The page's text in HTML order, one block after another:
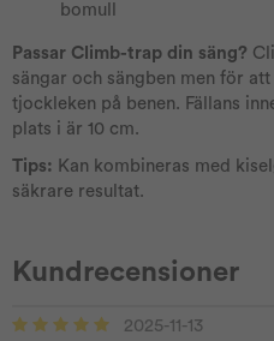
bomull
Passar Climb-trap din säng?
sängar och sängben men för
tjockleken på benen. Fällans
plats i är 10 cm.
Tips: Kan kombineras med
säkrare resultat.
Kundrecensioner
2025-11-13